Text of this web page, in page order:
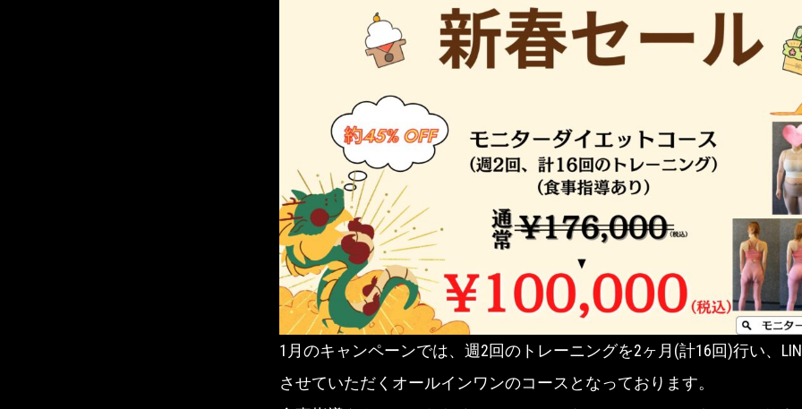
1月のキャンペーンでは、週2回のトレーニングを2ヶ月(計16回)行い、
させていただくオールインワンのコースとなっております。